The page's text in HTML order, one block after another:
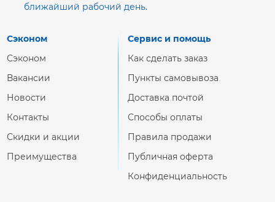
ближайший рабочий день.
Сэконом
Сэконом
Вакансии
Новости
Контакты
Скидки и акции
Преимущества
Сервис и помощь
Как сделать заказ
Пункты самовывоза
Доставка почтой
Способы оплаты
Правила продажи
Публичная оферта
Конфиденциальность